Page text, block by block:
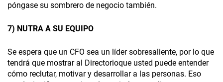
póngase su sombrero de negocio también.
7) NUTRA A SU EQUIPO
Se espera que un CFO sea un líder sobresaliente, por lo que
tendrá que mostrar al Directorioque usted puede entender
cómo reclutar, motivar y desarrollar a las personas. Eso